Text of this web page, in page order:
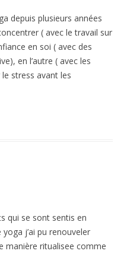
depuis plusieurs années
( avec le travail sur
en soi ( avec des
en l’autre ( avec les
stress avant les
qui se sont sentis en
j’ai pu renouveler
manière ritualisee comme